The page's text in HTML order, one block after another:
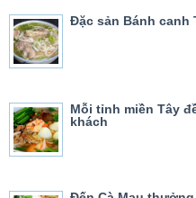
Đặc sản Bánh canh
Mỗi tỉnh miền Tây
khách